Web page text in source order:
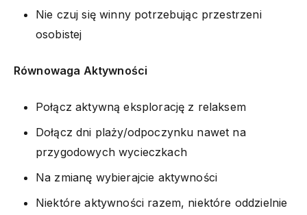
Nie czuj się winny potrzebując przestrzeni
osobistej
Równowaga Aktywności
Połącz aktywną eksplorację z relaksem
Dołącz dni plaży/odpoczynku nawet na
przygodowych wycieczkach
Na zmianę wybierajcie aktywności
Niektóre aktywności razem, niektóre oddzielnie